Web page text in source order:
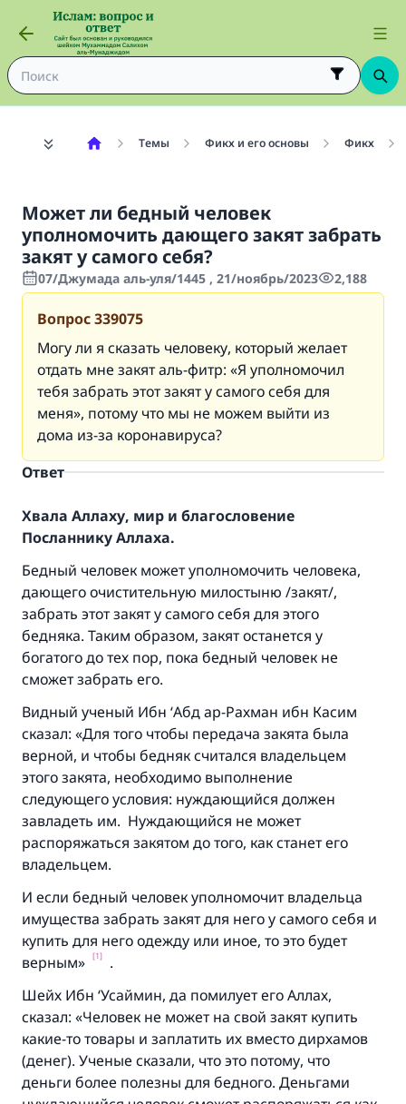
Темы Фикх и его основы Фикх
Может ли бедный человек
уполномочить дающего закят забрать
закят у самого себя?
07/Джумада аль-уля/1445 , 21/ноябрь/2023 2,188
Вопрос339075
Могу ли я сказать человеку, который желает
отдать мне закят аль-фитр: «Я уполномочил
тебя забрать этот закят у самого себя для
меня», потому что мы не можем выйти из
дома из-за коронавируса?
Ответ
Хвала Аллаху, мир и благословение
Посланнику Аллаха.
Бедный человек может уполномочить человека,
дающего очистительную милостыню /закят/,
забрать этот закят у самого себя для этого
бедняка. Таким образом, закят останется у
богатого до тех пор, пока бедный человек не
сможет забрать его.
Видный ученый Ибн ‘Абд ар-Рахман ибн Касим
сказал: «Для того чтобы передача закята была
верной, и чтобы бедняк считался владельцем
этого закята, необходимо выполнение
следующего условия: нуждающийся должен
завладеть им. Нуждающийся не может
распоряжаться закятом до того, как станет его
владельцем.
И если бедный человек уполномочит владельца
имущества забрать закят для него у самого себя и
купить для него одежду или иное, то это будет
верным»
[1]
.
Шейх Ибн ‘Усаймин, да помилует его Аллах,
сказал: «Человек не может на свой закят купить
какие-то товары и заплатить их вместо дирхамов
(денег). Ученые сказали, что это потому, что
деньги более полезны для бедного. Деньгами
Ответ № 110845 помог сохранить